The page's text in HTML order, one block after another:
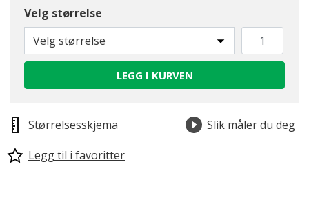
Velg størrelse
Velg størrelse
LEGG I KURVEN
Størrelsesskjema
Slik måler du deg
Legg til i favoritter